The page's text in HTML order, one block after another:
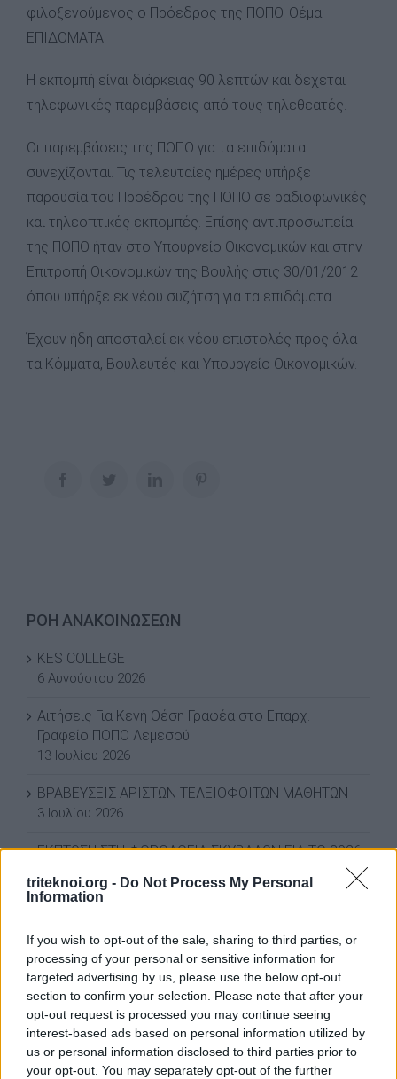
triteknoi.org - Do Not Process My Personal
Information
If you wish to opt-out of the sale, sharing to third parties, or
processing of your personal or sensitive information for
targeted advertising by us, please use the below opt-out
section to confirm your selection. Please note that after your
opt-out request is processed you may continue seeing
interest-based ads based on personal information utilized by
us or personal information disclosed to third parties prior to
your opt-out. You may separately opt-out of the further
φιλοξενούμενος ο Πρόεδρος της ΠΟΠΟ. Θέμα:
ΕΠΙΔΟΜΑΤΑ.
Η εκπομπή είναι διάρκειας 90 λεπτών και δέχεται
τηλεφωνικές παρεμβάσεις από τους τηλεθεατές.
Οι παρεμβάσεις της ΠΟΠΟ για τα επιδόματα
συνεχίζονται. Τις τελευταίες ημέρες υπήρξε
παρουσία του Προέδρου της ΠΟΠΟ σε ραδιοφωνικές
και τηλεοπτικές εκπομπές. Επίσης αντιπροσωπεία
της ΠΟΠΟ ήταν στο Υπουργείο Οικονομικών και στην
Επιτροπή Οικονομικών της Βουλής στις 30/01/2012
όπου υπήρξε εκ νέου συζήτση για τα επιδόματα.
Έχουν ήδη αποσταλεί εκ νέου επιστολές προς όλα
τα Κόμματα, Βουλευτές και Υπουργείο Οικονομικών.
ΡΟΗ ΑΝΑΚΟΙΝΩΣΕΩΝ
KES COLLEGE
6 Αυγούστου 2026
Αιτήσεις Για Κενή Θέση Γραφέα στο Επαρχ.
Γραφείο ΠΟΠΟ Λεμεσού
13 Ιουλίου 2026
ΒΡΑΒΕΥΣΕΙΣ ΑΡΙΣΤΩΝ ΤΕΛΕΙΟΦΟΙΤΩΝ ΜΑΘΗΤΩΝ
3 Ιουλίου 2026
ΕΚΠΤΩΣΗ ΣΤΗ ΦΟΡΟΛΟΓΙΑ ΣΚΥΒΑΛΩΝ ΓΙΑ ΤΟ 2026
Water World Ayia Napa Cyprus ΕΚΠΤΩΣΗ ΓΙΑ 2026
8 Ιουνίου 2026
ΕΚΠΤΩΣΗ ΑΠΟ ΚΟΙΝΟΤΙΚΟ ΣΥΜΒΟΥΛΙΟ ΜΑΡΩΝΙΟΥ
3 Ιουνίου 2026